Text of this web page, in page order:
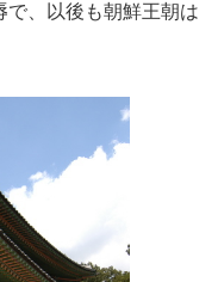
、以後も朝鮮王朝は